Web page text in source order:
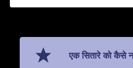
एक सितारे को कैसे